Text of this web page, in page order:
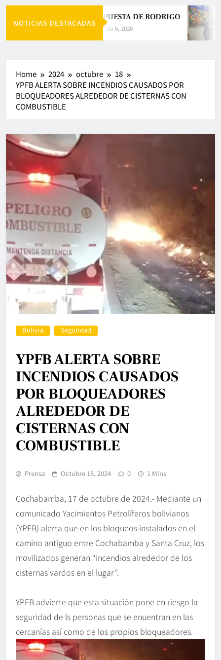
NOTICIAS DESTACADAS
LA APUESTA DE RODRIGO
Agosto 6, 2026
Home 2024 octubre
18
YPFB ALERTA SOBRE INCENDIOS CAUSADOS POR
BLOQUEADORES ALREDEDOR DE CISTERNAS CON
COMBUSTIBLE
Bolivia Seguridad
YPFB ALERTA SOBRE
INCENDIOS CAUSADOS
POR BLOQUEADORES
ALREDEDOR DE
CISTERNAS CON
COMBUSTIBLE
Prensa Octubre 18, 2024 0 1 Mins
Cochabamba, 17 de octubre de 2024.- Mediante un
comunicado Yacimientos Petrolíferos bolivianos
(YPFB) alerta que en los bloqueos instalados en el
camino antiguo entre Cochabamba y Santa Cruz, los
movilizados generan “incendios alrededor de los
cisternas vardos en el lugar”.
YPFB advierte que esta situación pone en riesgo la
seguridad de ls personas que se enuentran en las
cercanías así como de los propios bloqueadores.